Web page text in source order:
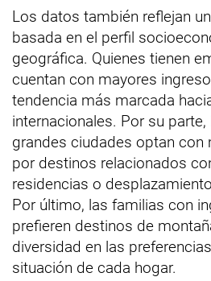
Los datos también reflejan
basada en el perfil
geográfica. Quienes tienen
cuentan con mayores
tendencia más marcada
internacionales. Por su
grandes ciudades optan con
por destinos relacionados
residencias o
Por último, las familias con
prefieren destinos de
diversidad en las
situación de cada hogar.